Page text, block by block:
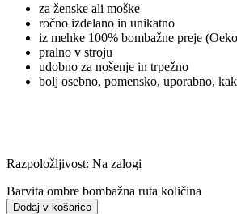
za ženske ali moške
ročno izdelano in unikatno
iz mehke 100% bombažne preje
pralno v stroju
udobno za nošenje in trpežno
bolj osebno, pomensko, uporabno,
Razpoložljivost: Na zalogi
Barvita ombre bombažna ruta količina
Dodaj v košarico